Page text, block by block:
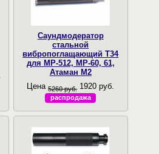
Саундмодератор
стальной
вибропоглащающий T34
для МР-512, МР-60, 61,
Атаман М2
Цена5260 руб. 1920 руб.
распродажа